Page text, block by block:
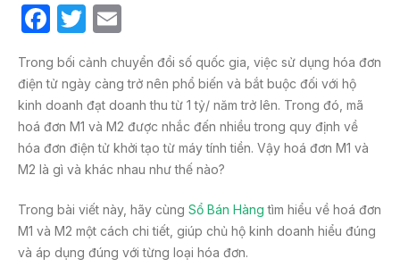
F
c
e
b
o
k
T
itt
er
m
ail
Trong bối cảnh chuyển đổi số quốc gia, việc sử dụng hóa đơn
điện tử ngày càng trở nên phổ biến và bắt buộc đối với hộ
kinh doanh đạt doanh thu từ 1 tỷ/ năm trở lên. Trong đó, mã
hoá đơn M1 và M2 được nhắc đến nhiều trong quy định về
hóa đơn điện tử khởi tạo từ máy tính tiền. Vậy hoá đơn M1 và
M2 là gì và khác nhau như thế nào?
Trong bài viết này, hãy cùng Sổ Bán Hàng tìm hiểu về hoá đơn
M1 và M2 một cách chi tiết, giúp chủ hộ kinh doanh hiểu đúng
và áp dụng đúng với từng loại hóa đơn.